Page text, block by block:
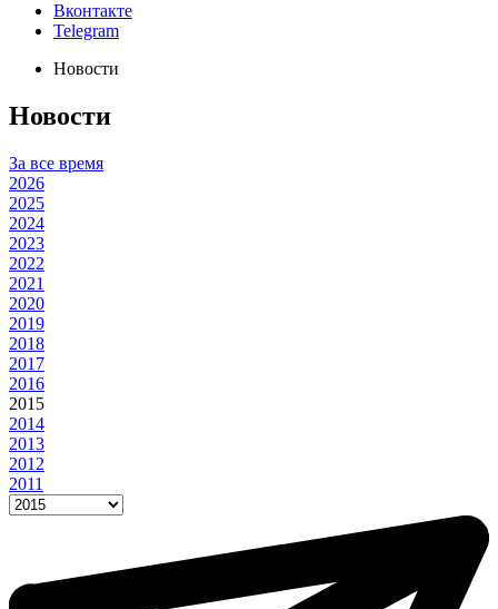
Вконтакте
Telegram
Новости
Новости
За все время
2026
2025
2024
2023
2022
2021
2020
2019
2018
2017
2016
2015
2014
2013
2012
2011